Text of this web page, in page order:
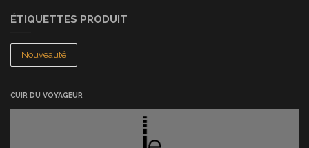
ÉTIQUETTES PRODUIT
Nouveauté
CUIR DU VOYAGEUR